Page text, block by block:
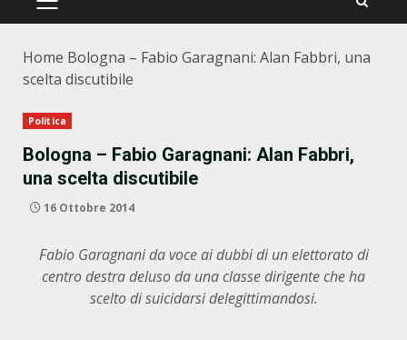
PRIMÄRES
Home Bologna – Fabio Garagnani: Alan Fabbri, una
scelta discutibile
Politica
Bologna – Fabio Garagnani: Alan Fabbri,
una scelta discutibile
16 Ottobre 2014
Fabio Garagnani da voce ai dubbi di un elettorato di
centro destra deluso da una classe dirigente che ha
scelto di suicidarsi delegittimandosi.